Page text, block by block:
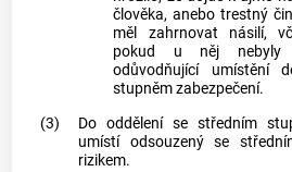
člověka, anebo trestný čin
měl zahrnovat násilí,
pokud u něj nebyly
odůvodňující umístění
stupněm zabezpečení.
(3)
Do oddělení se středním
umístí odsouzený se
rizikem.